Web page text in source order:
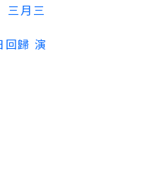
月三
歸 演